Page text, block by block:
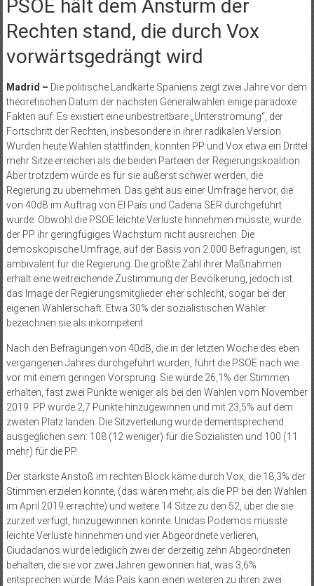
PSOE hält dem Ansturm der
Rechten stand, die durch Vox
vorwärtsgedrängt wird
Madrid – Die politische Landkarte Spaniens zeigt zwei Jahre vor dem
theoretischen Datum der nächsten Generalwahlen einige paradoxe
Fakten auf. Es existiert eine unbestreitbare „Unterströmung“, der
Fortschritt der Rechten, insbesondere in ihrer radikalen Version.
Würden heute Wahlen stattfinden, könnten PP und Vox etwa ein Drittel
mehr Sitze erreichen als die beiden Parteien der Regierungskoalition.
Aber trotzdem würde es für sie äußerst schwer werden, die
Regierung zu übernehmen. Das geht aus einer Umfrage hervor, die
von 40dB im Auftrag von El País und Cadena SER durchgeführt
wurde. Obwohl die PSOE leichte Verluste hinnehmen müsste, würde
der PP ihr geringfügiges Wachstum nicht ausreichen. Die
demoskopische Umfrage, auf der Basis von 2.000 Befragungen, ist
ambivalent für die Regierung. Die größte Zahl ihrer Maßnahmen
erhält eine weitreichende Zustimmung der Bevölkerung, jedoch ist
das Image der Regierungsmitglieder eher schlecht, sogar bei der
eigenen Wählerschaft. Etwa 30% der sozialistischen Wähler
bezeichnen sie als inkompetent.
Nach den Befragungen von 40dB, die in der letzten Woche des eben
vergangenen Jahres durchgeführt wurden, führt die PSOE nach wie
vor mit einem geringen Vorsprung. Sie würde 26,1% der Stimmen
erhalten, fast zwei Punkte weniger als bei den Wahlen vom November
2019. PP würde 2,7 Punkte hinzugewinnen und mit 23,5% auf dem
zweiten Platz landen. Die Sitzverteilung würde dementsprechend
ausgeglichen sein: 108 (12 weniger) für die Sozialisten und 100 (11
mehr) für die PP.
Der stärkste Anstoß im rechten Block käme durch Vox, die 18,3% der
Stimmen erzielen könnte, (das wären mehr, als die PP bei den Wahlen
im April 2019 erreichte) und weitere 14 Sitze zu den 52, über die sie
zurzeit verfügt, hinzugewinnen könnte. Unidas Podemos müsste
leichte Verluste hinnehmen und vier Abgeordnete verlieren,
Ciudadanos würde lediglich zwei der derzeitig zehn Abgeordneten
behalten, die sie vor zwei Jahren gewonnen hat, was 3,6%
entsprechen würde. Más País kann einen weiteren zu ihren zwei